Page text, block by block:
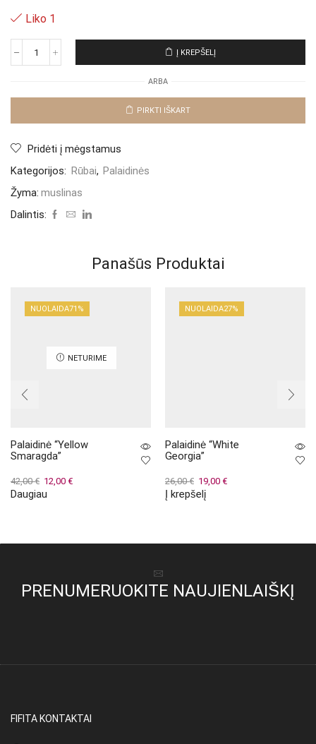
Liko 1
produkto
palaidinė
Į KREPŠELĮ
ARBA
PIRKTI IŠKART
Pridėti į mėgstamus
Kategorijos: Rūbai, Palaidinės
Žyma: muslinas
Dalintis:
Panašūs Produktai
NUOLAIDA71%
NETURIME
Palaidinė “Yellow
Smaragda”
42,00€ Original
price
12,00 €Current
Daugiau
NUOLAIDA27%
Palaidinė “White
Georgia”
26,00€ Original
price
19,00 €Current
Į krepšelį
PRENUMERUOKITE NAUJIENLAIŠKĮ
FIFITA KONTAKTAI